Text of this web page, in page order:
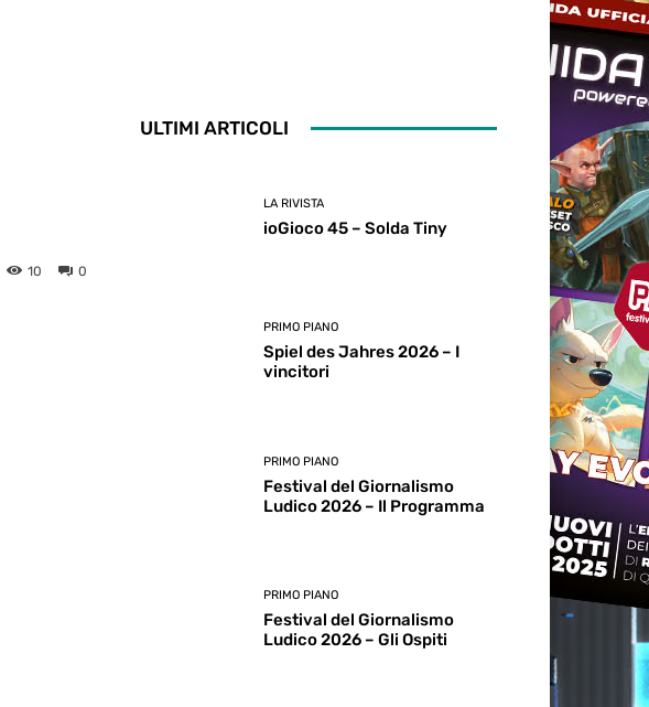
0
10
ULTIMI ARTICOLI
LA RIVISTA
ioGioco 45 – Solda Tiny
PRIMO PIANO
Spiel des Jahres 2026 – I
vincitori
PRIMO PIANO
Festival del Giornalismo
Ludico 2026 – Il Programma
PRIMO PIANO
Festival del Giornalismo
Ludico 2026 – Gli Ospiti